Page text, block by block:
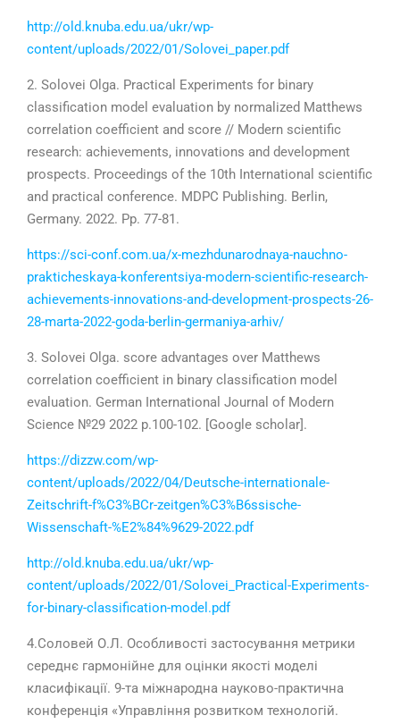
http://old.knuba.edu.ua/ukr/wp-
content/uploads/2022/01/Solovei_paper.pdf
2. Solovei Olga. Practical Experiments for binary
classification model evaluation by normalized Matthews
correlation coefficient and score // Modern scientific
research: achievements, innovations and development
prospects. Proceedings of the 10th International scientific
and practical conference. MDPC Publishing. Berlin,
Germany. 2022. Pp. 77-81 .
https://sci-conf.com.ua/x-mezhdunarodnaya-nauchno-
prakticheskaya-konferentsiya-modern-scientific-research-
achievements-innovations-and-development-prospects-26-
28-marta-2022-goda-berlin-germaniya-arhiv/
3. Solovei Olga. score advantages over Matthews
correlation coefficient in binary classification model
evaluation. German International Journal of Modern
Science №29 2022 p.100-102. [Google scholar].
https://dizzw.com/wp-
content/uploads/2022/04/Deutsche-internationale-
Zeitschrift-f%C3%BCr-zeitgen%C3%B6ssische-
Wissenschaft-%E2%84%9629-2022.pdf
http://old.knuba.edu.ua/ukr/wp-
content/uploads/2022/01/Solovei_Practical-Experiments-
for-binary-classification-model.pdf
4.Соловей О.Л . Особливості застосування метрики
середнє гармонійне для оцінки якості моделі
класифікації. 9-та міжнародна науково-практична
конференція «Управління розвитком технологій.